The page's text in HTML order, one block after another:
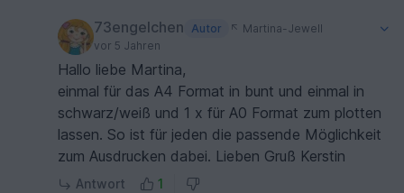
73engelchen Autor
Martina-Jewell
vor 5 Jahren
Hallo liebe Martina,
einmal für das A4 Format in bunt und einmal in
schwarz/weiß und 1 x für A0 Format zum plotten
lassen. So ist für jeden die passende Möglichkeit
zum Ausdrucken dabei. Lieben Gruß Kerstin
Antwort 1